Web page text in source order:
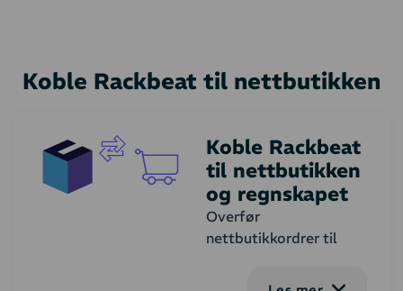
Koble Rackbeat til nettbutikken
Koble Rackbeat
til nettbutikken
og regnskapet
Overfør
nettbutikkordrer til
pakking og forsendelse